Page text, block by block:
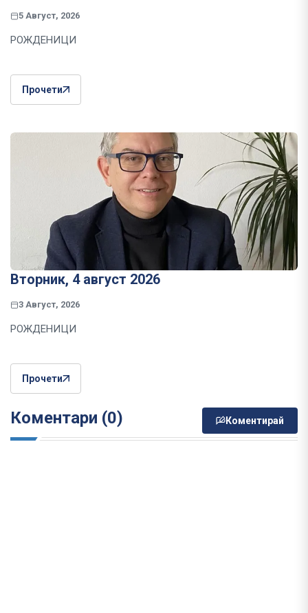
5 Август, 2026
РОЖДЕНИЦИ
Прочети
Вторник, 4 август 2026
3 Август, 2026
РОЖДЕНИЦИ
Прочети
Коментари (0) Коментирай